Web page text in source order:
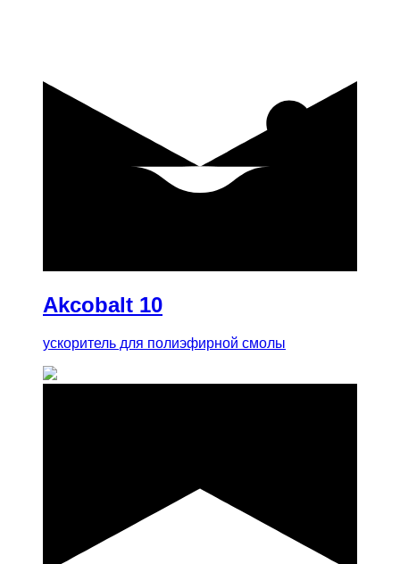
Akcobalt 10
ускоритель для полиэфирной смолы